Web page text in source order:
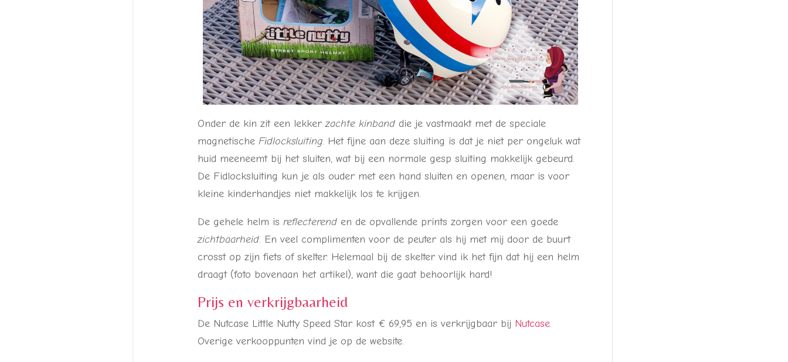
Onder de kin zit een lekkerzachte kinbanddie je vastmaakt met de speciale
magnetische Fidlocksluiting. Het fijne aan deze sluiting is dat je niet per ongeluk wat
huid meeneemt bij het sluiten, wat bij een normale gesp sluiting makkelijk gebeurd.
De Fidlocksluiting kun je als ouder met een hand sluiten en openen, maar is voor
kleine kinderhandjes niet makkelijk los te krijgen.
De gehele helm is reflecterenden de opvallende prints zorgen voor een goede
zichtbaarheid. En veel complimenten voor de peuter als hij met mij door de buurt
crosst op zijn fiets of skelter. Helemaal bij de skelter vind ik het fijn dat hij een helm
draagt (foto bovenaan het artikel), want die gaat behoorlijk hard!
Prijs en verkrijgbaarheid
De Nutcase Little Nutty Speed Star kost € 69,95 en is verkrijgbaar bij Nutcase.
Overige verkooppunten vind je op de website.